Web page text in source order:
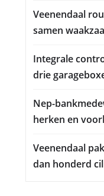
Veenendaal
samen
Integrale
drie
Nep-
herken en
Veenendaal
dan honderd